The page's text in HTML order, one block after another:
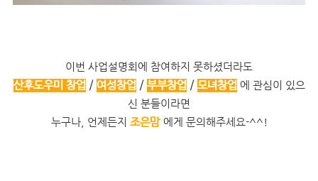
이번 사업설명회에 참여하지 못하셨더라도
산후도우미 창업 / 여성창업 / 부부창업 / 모녀창업 에 관심이 있으
신 분들이라면
누구나, 언제든지 조은맘 에게 문의해주세요-^^!